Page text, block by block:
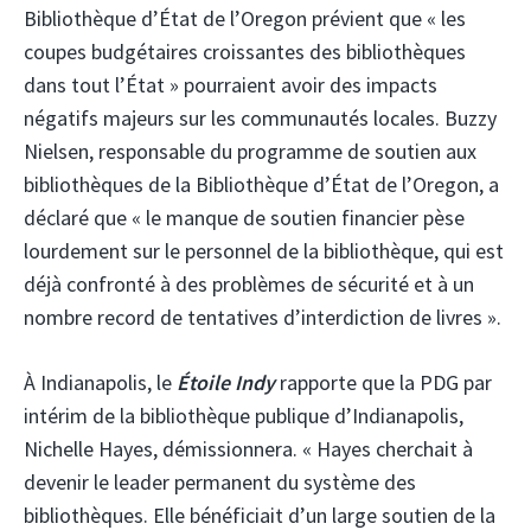
Bibliothèque d’État de l’Oregon prévient que « les
coupes budgétaires croissantes des bibliothèques
dans tout l’État » pourraient avoir des impacts
négatifs majeurs sur les communautés locales. Buzzy
Nielsen, responsable du programme de soutien aux
bibliothèques de la Bibliothèque d’État de l’Oregon, a
déclaré que « le manque de soutien financier pèse
lourdement sur le personnel de la bibliothèque, qui est
déjà confronté à des problèmes de sécurité et à un
nombre record de tentatives d’interdiction de livres ».
À Indianapolis, le Étoile Indyrapporte que la PDG par
intérim de la bibliothèque publique d’Indianapolis,
Nichelle Hayes, démissionnera. « Hayes cherchait à
devenir le leader permanent du système des
bibliothèques. Elle bénéficiait d’un large soutien de la